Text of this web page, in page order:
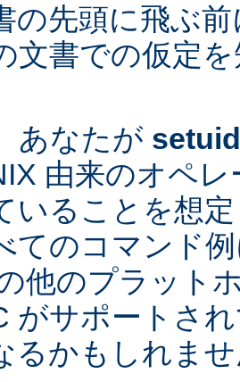
の先頭に飛ぶ
文書での仮定
あなたが setuid
由来のオペ
いることを想
てのコマンド
他のプラット
がサポートさ
るかもしれま